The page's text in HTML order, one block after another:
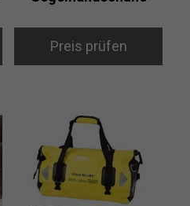
Preis prüfen